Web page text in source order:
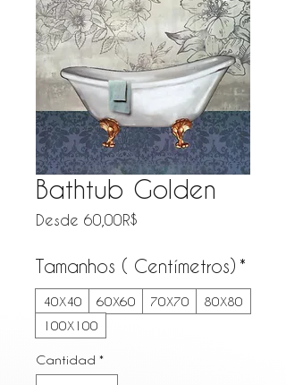
Bathtub Golden
Desde 60,00R$
Tamanhos ( Centímetros) *
40X40 60X60 70X70
80X80
100X100
Cantidad *